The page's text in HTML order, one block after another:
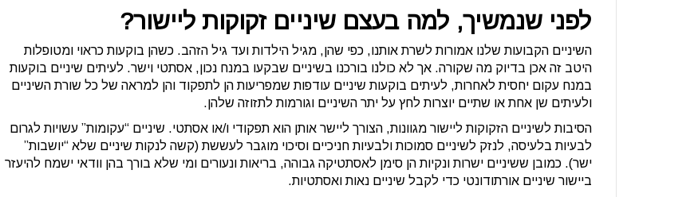
לפני שנמשיך, למה בעצם שיניים זקוקות ליישור?
השיניים הקבועות שלנו אמורות לשרת אותנו, כפי שהן, מגיל הילדות ועד גיל הזהב. כשהן בוקעות כראוי ומטופלות
היטב זה אכן בדיוק מה שקורה. אך לא כולנו בורכנו בשיניים שבקעו במנח נכון, אסתטי וישר. לעיתים שיניים בוקעות
במנח עקום יחסית לאחרות, לעיתים בוקעות שיניים עודפות שמפריעות הן לתפקוד והן למראה של כל שורת השיניים
ולעיתים שן אחת או שתיים יוצרות לחץ על יתר השיניים וגורמות לתזוזה שלהן.
הסיבות לשיניים הזקוקות ליישור מגוונות, הצורך ליישר אותן הוא תפקודי ו/או אסתטי. שיניים “עקומות” עשויות לגרום
לבעיות בלעיסה, לנזק לשיניים סמוכות ולבעיות חניכיים וסיכוי מוגבר לעששת (קשה לנקות שיניים שלא “יושבות”
ישר). כמובן ששיניים ישרות ונקיות הן סימן לאסתטיקה גבוהה, בריאות ונעורים ומי שלא בורך בהן וודאי ישמח להיעזר
ביישור שיניים אורתודונטי כדי לקבל שיניים נאות ואסתטיות.